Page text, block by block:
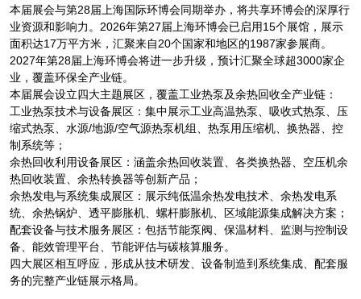
本届展会与第28届上海国际环博会同期举办，将共享环博会的深厚行
业资源和影响力。2026年第27届上海环博会已启用15个展馆，展示
面积达17万平方米，汇聚来自20个国家和地区的1987家参展商。
2027年第28届上海环博会将进一步升级，预计汇聚全球超3000家企
业，覆盖环保全产业链。
本届展会设立四大主题展区，覆盖工业热泵及余热回收全产业链：
工业热泵技术与设备展区：集中展示工业高温热泵、吸收式热泵、压
缩式热泵、水源/地源/空气源热泵机组、热泵用压缩机、换热器、控
制系统等；
余热回收利用设备展区：涵盖余热回收装置、各类换热器、空压机余
热回收装置、余热转换器等创新产品；
余热发电与系统集成展区：展示纯低温余热发电技术、余热发电系
统、余热锅炉、透平膨胀机、螺杆膨胀机、区域能源集成解决方案；
配套设备与技术服务展区：包括节能泵阀、保温材料、监测与控制设
备、能效管理平台、节能评估与碳核算服务。
四大展区相互呼应，形成从技术研发、设备制造到系统集成、配套服
务的完整产业链展示格局。